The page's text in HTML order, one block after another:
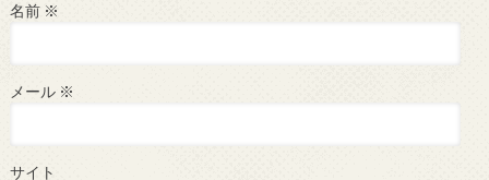
名前 ※
メール ※
サイト